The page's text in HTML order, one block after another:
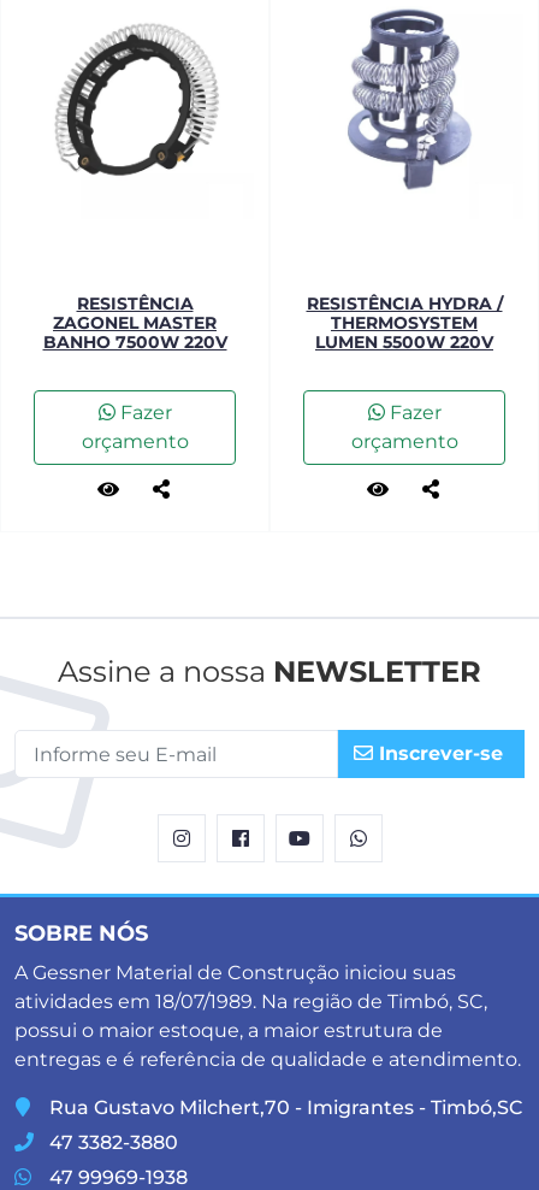
RESISTÊNCIA
ZAGONEL MASTER
BANHO 7500W 220V
Fazer
orçamento
RESISTÊNCIA HYDRA /
THERMOSYSTEM
LUMEN 5500W 220V
Fazer
orçamento
Assine a nossa NEWSLETTER
Inscrever-se
SOBRE NÓS
A Gessner Material de Construção iniciou suas
atividades em 18/07/1989. Na região de Timbó, SC,
possui o maior estoque, a maior estrutura de
entregas e é referência de qualidade e atendimento.
Rua Gustavo Milchert,70 - Imigrantes - Timbó,SC
47 3382-3880
47 99969-1938